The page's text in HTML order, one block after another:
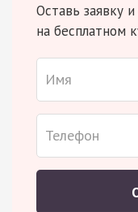
Оставь заявку
на бесплатном